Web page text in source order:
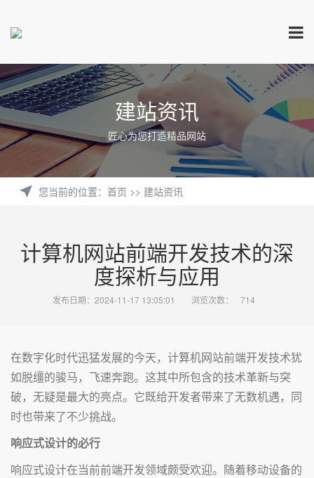
建站资讯
匠心为您打造精品网站
您当前的位置： 首页 >> 建站资讯
计算机网站前端开发技术的深
度探析与应用
发布日期：2024-11-17 13:05:01 浏览次数： 714
在数字化时代迅猛发展的今天，计算机网站前端开发技术犹
如脱缰的骏马，飞速奔跑。这其中所包含的技术革新与突
破，无疑是最大的亮点。它既给开发者带来了无数机遇，同
时也带来了不少挑战。
响应式设计的必行
响应式设计在当前前端开发领域颇受欢迎。随着移动设备的